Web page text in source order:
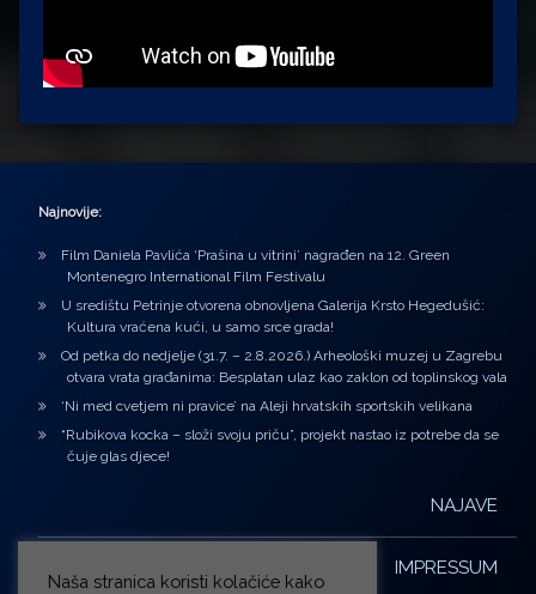
Najnovije:
Film Daniela Pavlića ‘Prašina u vitrini’ nagrađen na 12. Green
Montenegro International Film Festivalu
U središtu Petrinje otvorena obnovljena Galerija Krsto Hegedušić:
Kultura vraćena kući, u samo srce grada!
Od petka do nedjelje (31.7. – 2.8.2026.) Arheološki muzej u Zagrebu
otvara vrata građanima: Besplatan ulaz kao zaklon od toplinskog vala
‘Ni med cvetjem ni pravice’ na Aleji hrvatskih sportskih velikana
“Rubikova kocka – složi svoju priču”, projekt nastao iz potrebe da se
čuje glas djece!
NAJAVE
IMPRESSUM
Naša stranica koristi kolačiće kako